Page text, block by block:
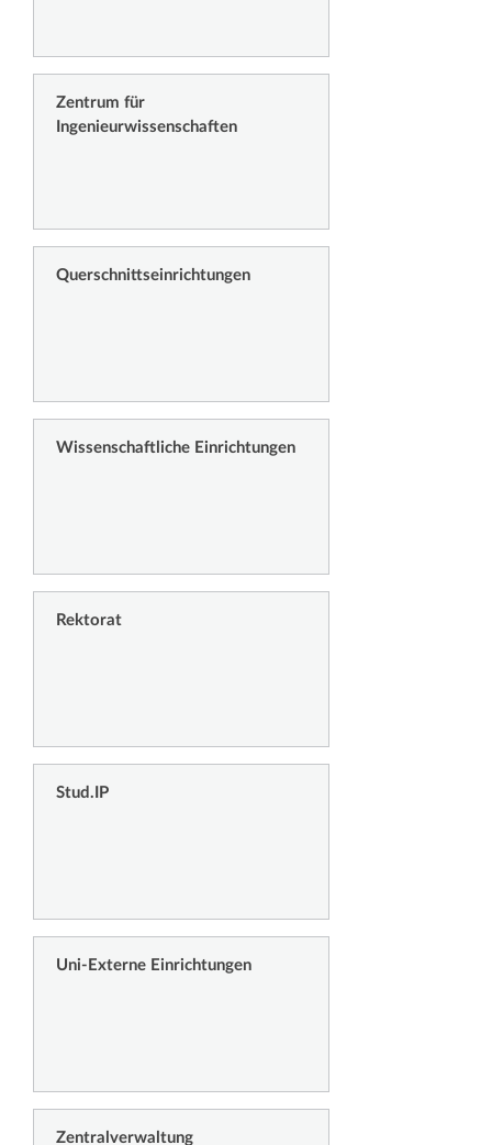
Zentrum für
Ingenieurwissenschaften
Querschnittseinrichtungen
Wissenschaftliche Einrichtungen
Rektorat
Stud.IP
Uni-Externe Einrichtungen
Zentralverwaltung